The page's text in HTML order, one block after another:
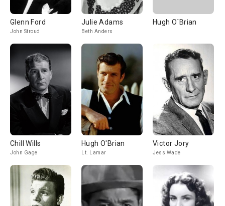
Glenn Ford
John Stroud
Julie Adams
Beth Anders
Hugh O´Brian
Chill Wills
John Gage
Hugh O'Brian
Lt. Lamar
Victor Jory
Jess Wade